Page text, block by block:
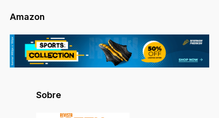
Amazon
Sobre